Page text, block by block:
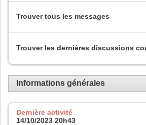
Trouver tous les messages
Trouver les dernières discussions
Informations générales
Dernière activité
14/10/2023 20h43